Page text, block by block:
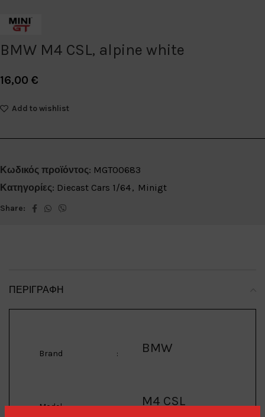
BMW M4 CSL, alpine white
16,00 €
Add to wishlist
Κωδικός προϊόντος: MGT00683
Κατηγορίες: Diecast Cars 1/64, Minigt
Share:
ΠΕΡΙΓΡΑΦΉ
Brand : BMW
Model : M4 CSL